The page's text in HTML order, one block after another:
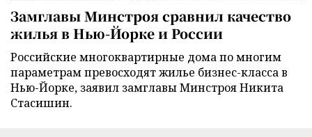
Замглавы Минстроя сравнил качество
жилья в Нью-Йорке и России
Российские многоквартирные дома по многим
параметрам превосходят жилье бизнес-класса в
Нью-Йорке, заявил замглавы Минстроя Никита
Стасишин.